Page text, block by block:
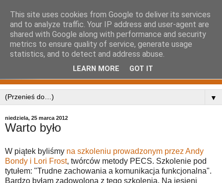
▼
niedziela, 25 marca 2012
Warto było
W piątek byliśmy na szkoleniu prowadzonym przez Andy
Bondy i Lori Frost, twórców metody PECS. Szkolenie pod
tytułem: "Trudne zachowania a komunikacja funkcjonalna".
Bardzo byłam zadowolona z tego szkolenia. Na jesieni
This site uses cookies from Google to deliver its services
and to analyze traffic. Your IP address and user-agent are
shared with Google along with performance and security
metrics to ensure quality of service, generate usage
statistics, and to detect and address abuse.
LEARN MORE GOT IT